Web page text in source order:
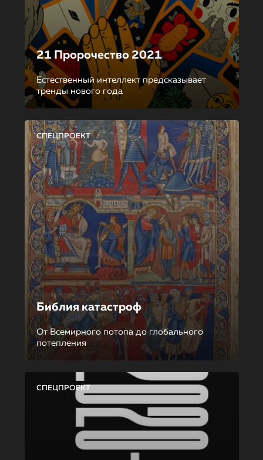
21 Пророчество 2021
Естественный интеллект предсказывает
тренды нового года
СПЕЦПРОЕКТ
Библия катастроф
От Всемирного потопа до глобального
потепления
СПЕЦПРОЕКТ